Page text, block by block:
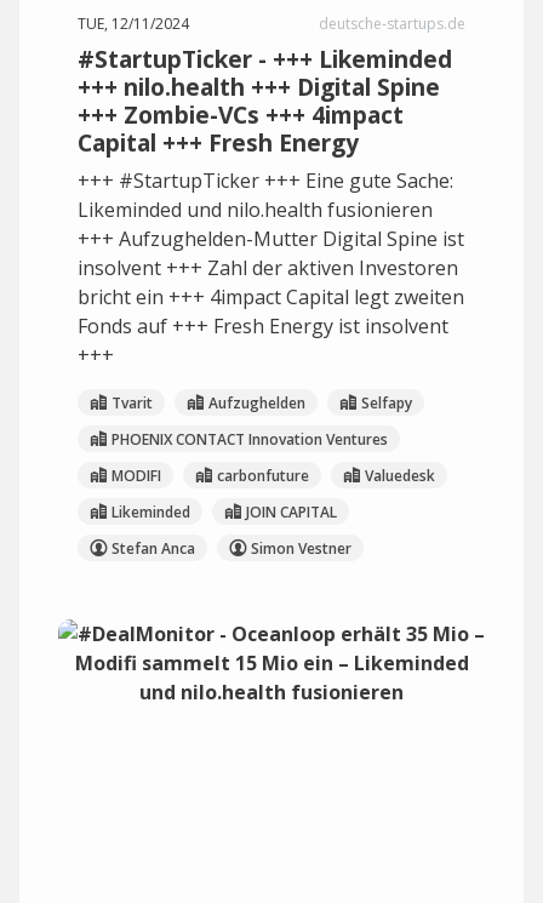
TUE, 12/11/2024 deutsche-startups.de
#StartupTicker - +++ Likeminded
+++ nilo.health +++ Digital Spine
+++ Zombie-VCs +++ 4impact
Capital +++ Fresh Energy
+++ #StartupTicker +++ Eine gute Sache:
Likeminded und nilo.health fusionieren
+++ Aufzughelden-Mutter Digital Spine ist
insolvent +++ Zahl der aktiven Investoren
bricht ein +++ 4impact Capital legt zweiten
Fonds auf +++ Fresh Energy ist insolvent
+++
Tvarit Aufzughelden
Selfapy
PHOENIX CONTACT Innovation Ventures
MODIFI
carbonfuture
Valuedesk
Likeminded
JOIN CAPITAL
Stefan Anca
Simon Vestner